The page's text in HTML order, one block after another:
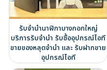
รับจำนำนาฬิกาบางกอกใหญ่
บริการรับจำนำ รับซื้ออุปกรณ์ไอที
ขายของหลุดจำนำ และ รับฝากขาย
อุปกรณ์ไอที